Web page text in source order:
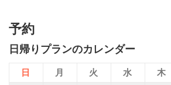
予約
日帰りプランのカレンダー
日 月 火 水 木